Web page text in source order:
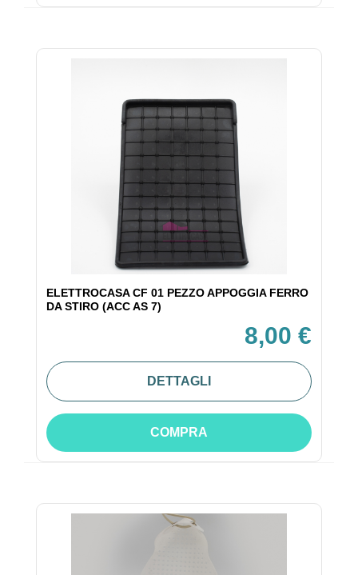
ELETTROCASA CF 01 PEZZO APPOGGIA FERRO
DA STIRO (ACC AS 7)
8,00 €
DETTAGLI
COMPRA